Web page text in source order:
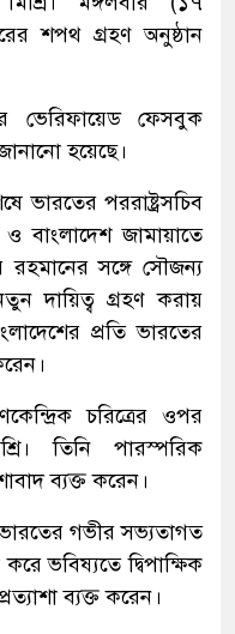
শপথ গ্রহণ অনুষ্ঠান
ভেরিফায়েড ফেসবুক
হয়েছে।
ভারতের পররাষ্ট্রসচিব
বাংলাদেশ জামায়াতে
সঙ্গে সৌজন্য
দায়িত্ব গ্রহণ করায়
প্রতি ভারতের
চরিত্রের ওপর
তিনি পারস্পরিক
ব্যক্ত করেন।
গভীর সভ্যতাগত
ভবিষ্যতে দ্বিপাক্ষিক
ব্যক্ত করেন।